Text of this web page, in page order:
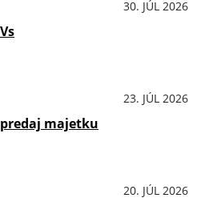
30. JÚL 2026
23. JÚL 2026
majetku
20. JÚL 2026